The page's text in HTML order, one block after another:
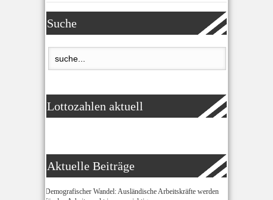
Suche
Lottozahlen aktuell
Aktuelle Beiträge
Demografischer Wandel: Ausländische Arbeitskräfte werden